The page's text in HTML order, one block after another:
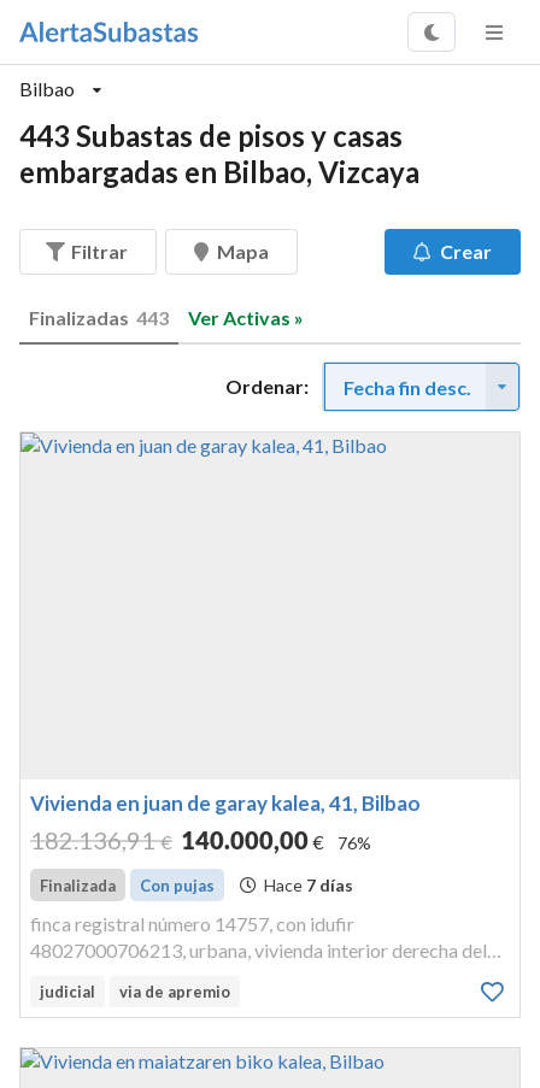
Bilbao
443 Subastas de pisos y casas
embargadas en Bilbao, Vizcaya
Filtrar Mapa Crear
Finalizadas 443 Ver Activas »
Ordenar: Fecha fin desc.
Vivienda en juan de garay kalea, 41, Bilbao
182.136,91 € 140.000,00€ 76%
Finalizada Con pujas Hace 7 días
finca registral número 14757, con idufir
48027000706213, urbana, vivienda interior derecha del
comunes de dos enteros y setecientas sesenta y cinco
judicial via de apremio